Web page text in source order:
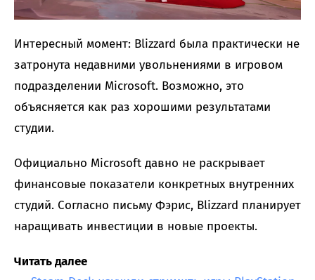
Интересный момент: Blizzard была практически не
затронута недавними увольнениями в игровом
подразделении Microsoft. Возможно, это
объясняется как раз хорошими результатами
студии.
Официально Microsoft давно не раскрывает
финансовые показатели конкретных внутренних
студий. Согласно письму Фэрис, Blizzard планирует
наращивать инвестиции в новые проекты.
Читать далее